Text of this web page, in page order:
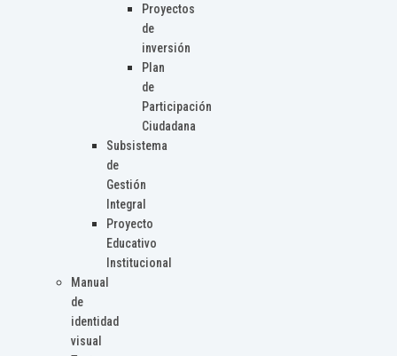
Proyectos
de
inversión
Plan
de
Participación
Ciudadana
Subsistema
de
Gestión
Integral
Proyecto
Educativo
Institucional
Manual
de
identidad
visual